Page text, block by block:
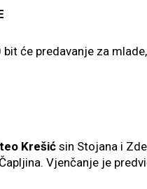
će predavanje za
Krešić sin Stojana i
Vjenčanje je